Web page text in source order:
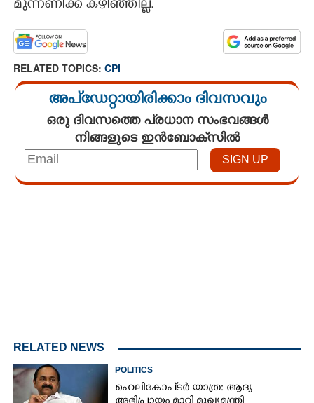
മുന്നണിക്ക് കഴിഞ്ഞില്ല.
RELATED TOPICS: CPI
അപ്ഡേറ്റായിരിക്കാം ദിവസവും
ഒരു ദിവസത്തെ പ്രധാന സംഭവങ്ങൾ
നിങ്ങളുടെ ഇൻബോക്സിൽ
RELATED NEWS
POLITICS
ഹെലികോപ്ടർ യാത്ര: ആദ്യ